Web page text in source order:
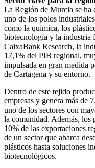
La Región de Murcia se ha
uno de los polos
como la química, los
biotecnología y la industria
CaixaBank Research, la
17,1% del PIB regional,
impulsada en gran medida
de Cartagena y su entorno.
Dentro de este tejido
empresas y genera más de
uno de los sectores con
la comunidad. Además, los
10% de las exportaciones
de un sector que abarca
plásticos hasta soluciones
biotecnológicos.